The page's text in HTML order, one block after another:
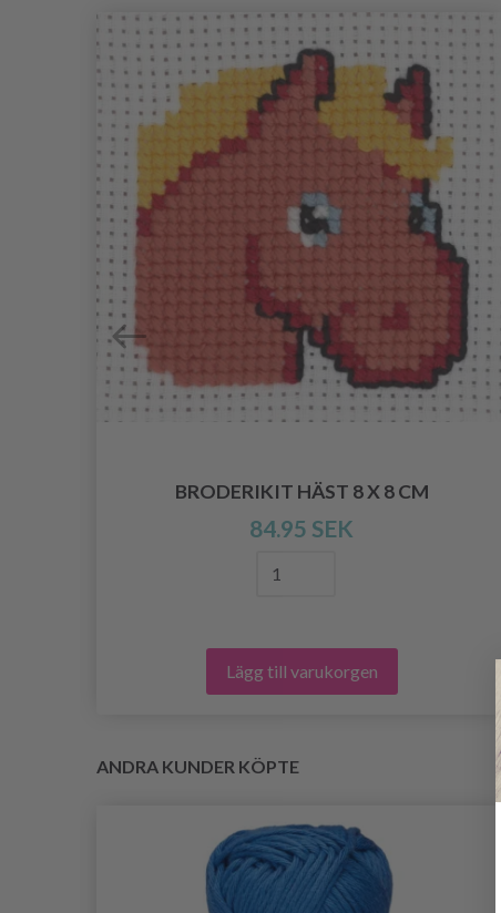
BRODERIKIT HÄST 8 X 8 CM
84.95 SEK
Lägg till varukorgen
ANDRA KUNDER KÖPTE